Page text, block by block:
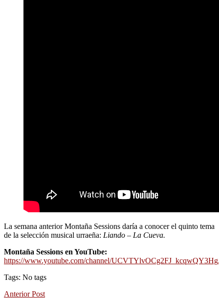
La semana anterior Montaña Sessions daría a conocer el quinto tema
de la selección musical urraeña: Liando – La Cueva.
Montaña Sessions en YouTube:
https://www.youtube.com/channel/
Tags: No tags
Anterior Post